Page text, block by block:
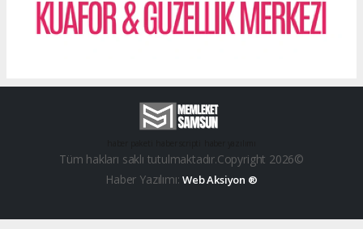
Tüm hakları saklı tutulmaktadır.Copyright 2026©
Haber Yazılımı:Web Aksiyon ®